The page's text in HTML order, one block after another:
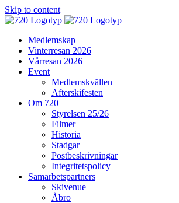
Skip to content
Medlemskap
Vinterresan 2026
Vårresan 2026
Event
Medlemskvällen
Afterskifesten
Om 720
Styrelsen 25/26
Filmer
Historia
Stadgar
Postbeskrivningar
Integritetspolicy
Samarbetspartners
Skivenue
Åbro